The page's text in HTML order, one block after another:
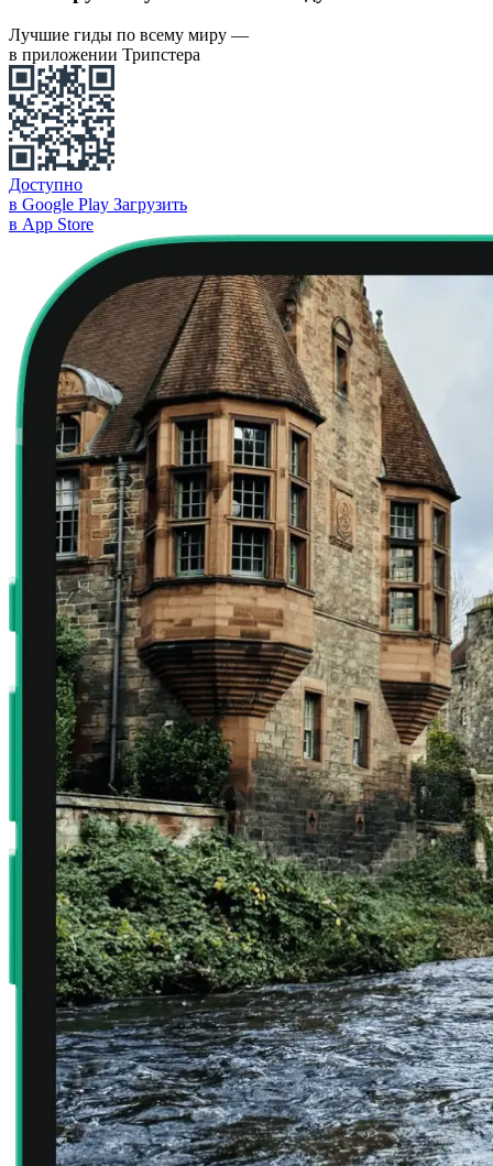
Лучшие гиды по всему миру —
в приложении Трипстера
Доступно
в Google Play Загрузить
в App Store